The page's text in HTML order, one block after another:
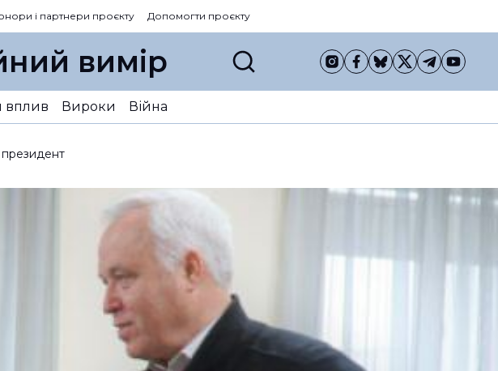
і партнери проєкту Допомогти проєкту
вимір
вплив Вироки Війна
президент